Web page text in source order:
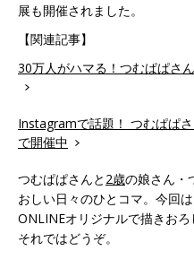
展も開催されました。
【関連記事】
30万人がハマる！つむぱぱさ
Instagramで話題！ つむぱぱ
で開催中
つむぱぱさんと 2歳の娘さん・
おしい日々のひとコマ。今回
ONLINEオリジナルで描きお
それではどうぞ。